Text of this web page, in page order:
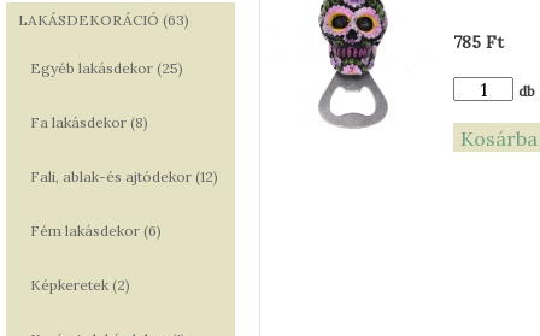
LAKÁSDEKORÁCIÓ (63)
Egyéb lakásdekor (25)
Fa lakásdekor (8)
Fali, ablak-és ajtódekor (12)
Fém lakásdekor (6)
Képkeretek (2)
785 Ft
db